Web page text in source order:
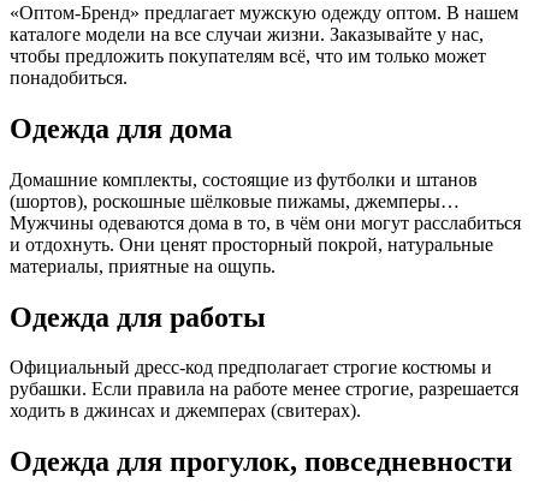
«Оптом-Бренд» предлагает мужскую одежду оптом. В нашем
каталоге модели на все случаи жизни. Заказывайте у нас,
чтобы предложить покупателям всё, что им только может
понадобиться.
Одежда для дома
Домашние комплекты, состоящие из футболки и штанов
(шортов), роскошные шёлковые пижамы, джемперы…
Мужчины одеваются дома в то, в чём они могут расслабиться
и отдохнуть. Они ценят просторный покрой, натуральные
материалы, приятные на ощупь.
Одежда для работы
Официальный дресс-код предполагает строгие костюмы и
рубашки. Если правила на работе менее строгие, разрешается
ходить в джинсах и джемперах (свитерах).
Одежда для прогулок, повседневности